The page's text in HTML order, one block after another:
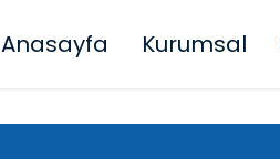
Anasayfa Kurumsal